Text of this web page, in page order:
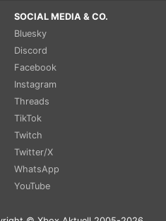
SOCIAL MEDIA & CO.
Bluesky
Discord
Facebook
Instagram
Threads
TikTok
Twitch
Twitter/X
WhatsApp
YouTube